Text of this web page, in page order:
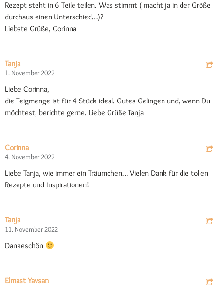
Rezept steht in 6 Teile teilen. Was stimmt ( macht ja in der Größe
durchaus einen Unterschied…)?
Liebste Grüße, Corinna
Tanja
1. November 2022
Liebe Corinna,
die Teigmenge ist für 4 Stück ideal. Gutes Gelingen und, wenn Du
möchtest, berichte gerne. Liebe Grüße Tanja
Corinna
4. November 2022
Liebe Tanja, wie immer ein Träumchen… Vielen Dank für die tollen
Rezepte und Inspirationen!
Tanja
11. November 2022
Dankeschön
Elmast Yavsan